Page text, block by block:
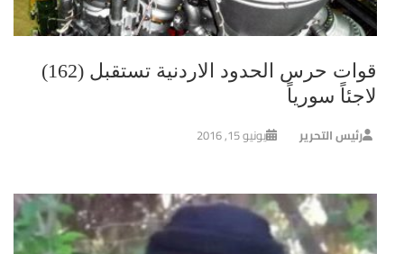
قوات حرس الحدود الاردنية تستقبل (162)
لاجئاً سورياً
رئيس التحرير يونيو 15, 2016